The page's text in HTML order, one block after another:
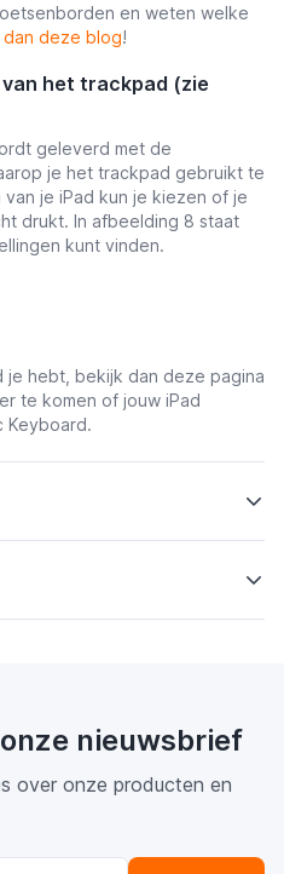
en weten welke
dan deze blog!
het trackpad (zie
geleverd met de
je het trackpad gebruikt te
je iPad kun je kiezen of je
drukt. In afbeelding 8 staat
kunt vinden.
hebt, bekijk dan deze pagina
te komen of jouw iPad
Keyboard.
nieuwsbrief
over onze producten en